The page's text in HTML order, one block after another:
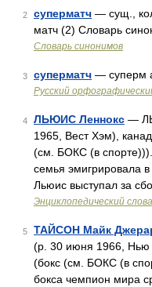
2 суперматч — сущ.,
матч (2) Словарь
Словарь синонимов
3 суперматч — суперм
Русский
4 ЛЬЮИС Леннокс —
1965, Вест Хэм),
(см. БОКС (в спорте))).
семья эмигрировала
Льюис выступал за
Энциклопедический
5 ТАЙСОН Майк
(р. 30 июня 1966, Нью
(бокс (см. БОКС (в
бокса чемпион мира